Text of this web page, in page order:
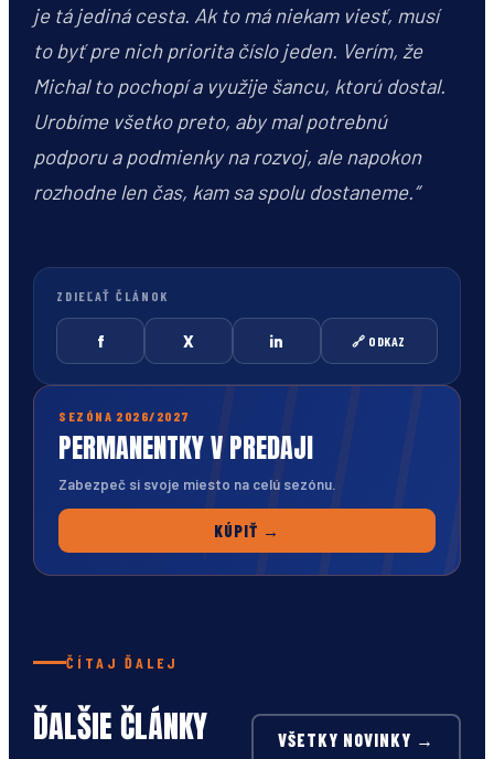
je tá jediná cesta. Ak to má niekam viesť, musí
to byť pre nich priorita číslo jeden. Verím, že
Michal to pochopí a využije šancu, ktorú dostal.
Urobíme všetko preto, aby mal potrebnú
podporu a podmienky na rozvoj, ale napokon
rozhodne len čas, kam sa spolu dostaneme.“
ZDIEĽAŤ ČLÁNOK
f X in 🔗 ODKAZ
SEZÓNA 2026/2027
PERMANENTKY V PREDAJI
Zabezpeč si svoje miesto na celú sezónu.
KÚPIŤ →
ČÍTAJ ĎALEJ
ĎALŠIE ČLÁNKY VŠETKY NOVINKY →